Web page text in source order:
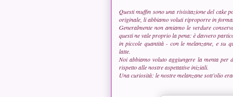
Questi muffin sono una rivisitazione del cake
originale, li abbiamo voluti riproporre in
Generalmente non amiamo le verdure
questi ne vale proprio la pena: è davvero
in piccole quantità - con le melanzane, e su
latte.
Noi abbiamo voluto aggiungere la menta per
rispetto alle nostre aspettative iniziali.
Una curiosità: le nostre melanzane sott’olio